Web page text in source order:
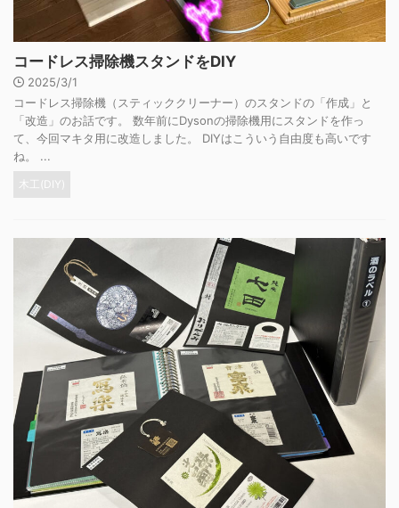
コードレス掃除機スタンドをDIY
2025/3/1
コードレス掃除機（スティッククリーナー）のスタンドの「作成」と
「改造」のお話です。 数年前にDysonの掃除機用にスタンドを作っ
て、今回マキタ用に改造しました。 DIYはこういう自由度も高いです
ね。 ...
木工(DIY)